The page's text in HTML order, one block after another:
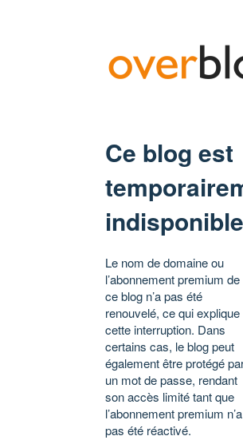
Ce blog est
indisponible
Le nom de domaine ou
l’abonnement premium de
ce blog n’a pas été
renouvelé, ce qui explique
cette interruption. Dans
certains cas, le blog peut
également être protégé
un mot de passe, rendant
son accès limité tant que
l’abonnement premium n’a
pas été réactivé.